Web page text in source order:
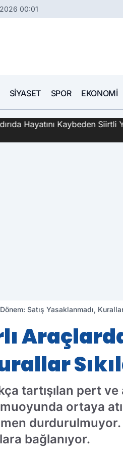
00:01
SIYASET SPOR EKONOMI
Hayatını Kaybeden
Satış Yasaklanmadı, Kurallar
tartışılan pert
ortaya
bağlanıyor.